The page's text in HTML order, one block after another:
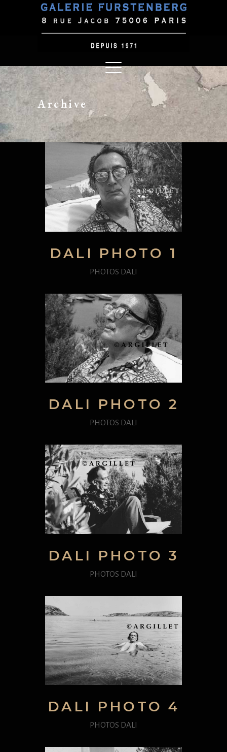
Archive
DALI PHOTO 1
PHOTOS DALI
DALI PHOTO 2
PHOTOS DALI
DALI PHOTO 3
PHOTOS DALI
DALI PHOTO 4
PHOTOS DALI